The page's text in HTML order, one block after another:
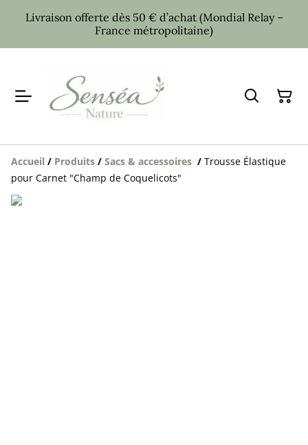
Livraison offerte dès 50 € d’achat (Mondial Relay –
France métropolitaine)
Accueil / Produits / Sacs & accessoires / Trousse Élastique
pour Carnet "Champ de Coquelicots"